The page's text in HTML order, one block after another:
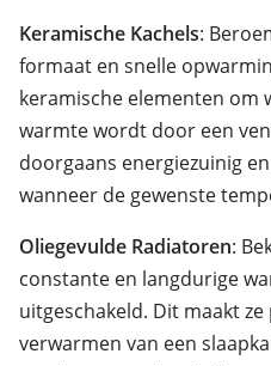
Keramische Kachels:
formaat en snelle
keramische elementen om
warmte wordt door een
doorgaans energiezuinig
wanneer de gewenste
Oliegevulde Radiatoren:
constante en langdurige
uitgeschakeld. Dit maakt
verwarmen van een